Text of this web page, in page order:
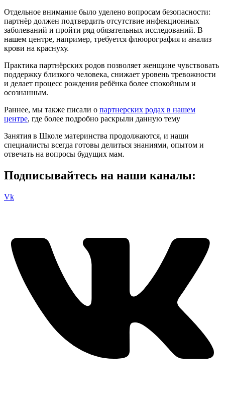
Отдельное внимание было уделено вопросам безопасности:
партнёр должен подтвердить отсутствие инфекционных
заболеваний и пройти ряд обязательных исследований. В
нашем центре, например, требуется флюорография и анализ
крови на краснуху.
Практика партнёрских родов позволяет женщине чувствовать
поддержку близкого человека, снижает уровень тревожности
и делает процесс рождения ребёнка более спокойным и
осознанным.
Раннее, мы также писали о партнерских родах в нашем
центре, где более подробно раскрыли данную тему
Занятия в Школе материнства продолжаются, и наши
специалисты всегда готовы делиться знаниями, опытом и
отвечать на вопросы будущих мам.
Подписывайтесь на наши каналы:
Vk